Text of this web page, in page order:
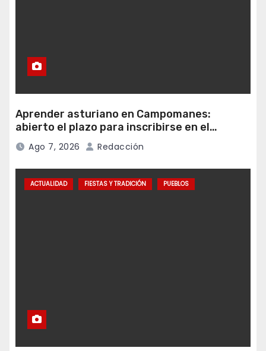
Aprender asturiano en Campomanes:
abierto el plazo para inscribirse en el
programa Falamos
Ago 7, 2026 Redacción
ACTUALIDAD FIESTAS Y TRADICIÓN PUEBLOS